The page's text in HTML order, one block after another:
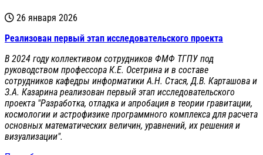
26 января 2026
Реализован первый этап исследовательского проекта
В 2024 году коллективом сотрудников ФМФ ТГПУ под
руководством профессора К.Е. Осетрина и в составе
сотрудников кафедры информатики А.Н. Стася, Д.В. Карташова и
З.А. Казарина реализован первый этап исследовательского
проекта "Разработка, отладка и апробация в теории гравитации,
космологии и астрофизике программного комплекса для расчета
основных математических величин, уравнений, их решения и
визуализации".